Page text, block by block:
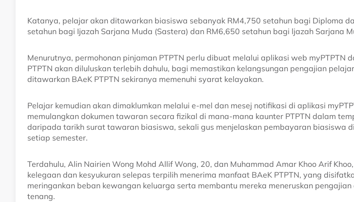
Katanya, pelajar akan ditawarkan biasiswa sebanyak RM4,750 setahun bagi Diploma
setahun bagi Ijazah Sarjana Muda (Sastera) dan RM6,650 setahun bagi ljazah Sarjana
Menurutnya, permohonan pinjaman PTPTN perlu dibuat melalui aplikasi web myPTPTN
PTPTN akan diluluskan terlebih dahulu, bagi memastikan kelangsungan pengajian
ditawarkan BAeK PTPTN sekiranya memenuhi syarat kelayakan.
Pelajar kemudian akan dimaklumkan melalui e-mel dan mesej notifikasi di aplikasi
memulangkan dokumen tawaran secara fizikal di mana-mana kaunter PTPTN dalam
daripada tarikh surat tawaran biasiswa, sekali gus menjelaskan pembayaran biasiswa
setiap semester.
Terdahulu, Alin Nairien Wong Mohd Allif Wong, 20, dan Muhammad Amar Khoo Arif
kelegaan dan kesyukuran selepas terpilih menerima manfaat BAeK PTPTN, yang
meringankan beban kewangan keluarga serta membantu mereka meneruskan
tenang.